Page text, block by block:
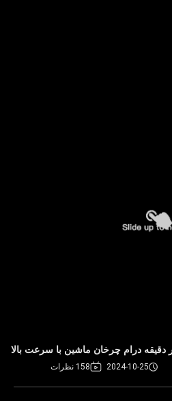
2024-10-25 158 نظرات